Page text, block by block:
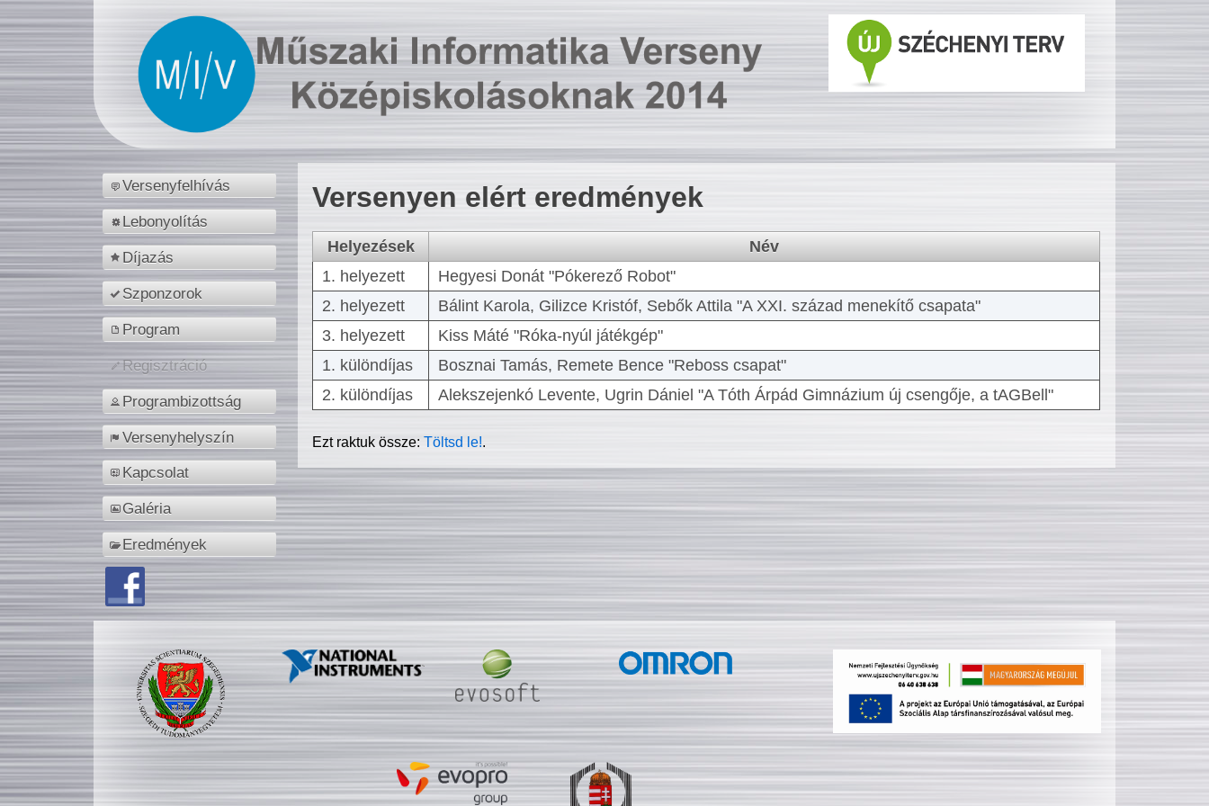
Versenyfelhívás
Lebonyolítás
Díjazás
Szponzorok
Program
Regisztráció
Programbizottság
Versenyhelyszín
Kapcsolat
Galéria
Eredmények
Versenyen elért eredmények
Helyezések
Név
1. helyezett
Hegyesi Donát "Pókerező Robot"
2. helyezett
Bálint Karola, Gilizce Kristóf, Sebők Attila "A XXI. század menekítő csapata"
3. helyezett
Kiss Máté "Róka-nyúl játékgép"
1. különdíjas
Bosznai Tamás, Remete Bence "Reboss csapat"
2. különdíjas
Alekszejenkó Levente, Ugrin Dániel "A Tóth Árpád Gimnázium új csengője, a tAGBell"
Ezt raktuk össze:Töltsd le!.